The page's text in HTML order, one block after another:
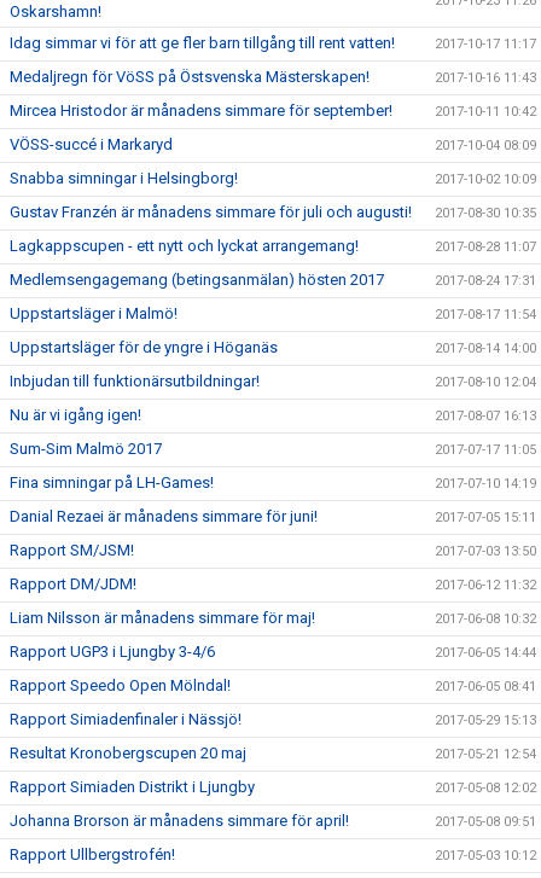
Oskarshamn!
Idag simmar vi för att ge fler barn tillgång till rent vatten! 2017-10-17 11:17
Medaljregn för VöSS på Östsvenska Mästerskapen! 2017-10-16 11:43
Mircea Hristodor är månadens simmare för september! 2017-10-11 10:42
VÖSS-succé i Markaryd 2017-10-04 08:09
Snabba simningar i Helsingborg! 2017-10-02 10:09
Gustav Franzén är månadens simmare för juli och augusti! 2017-08-30 10:35
Lagkappscupen - ett nytt och lyckat arrangemang! 2017-08-28 11:07
Medlemsengagemang (betingsanmälan) hösten 2017 2017-08-24 17:31
Uppstartsläger i Malmö! 2017-08-17 11:54
Uppstartsläger för de yngre i Höganäs 2017-08-14 14:00
Inbjudan till funktionärsutbildningar! 2017-08-10 12:04
Nu är vi igång igen! 2017-08-07 16:13
Sum-Sim Malmö 2017 2017-07-17 11:05
Fina simningar på LH-Games! 2017-07-10 14:19
Danial Rezaei är månadens simmare för juni! 2017-07-05 15:11
Rapport SM/JSM! 2017-07-03 13:50
Rapport DM/JDM! 2017-06-12 11:32
Liam Nilsson är månadens simmare för maj! 2017-06-08 10:32
Rapport UGP3 i Ljungby 3-4/6 2017-06-05 14:44
Rapport Speedo Open Mölndal! 2017-06-05 08:41
Rapport Simiadenfinaler i Nässjö! 2017-05-29 15:13
Resultat Kronobergscupen 20 maj 2017-05-21 12:54
Rapport Simiaden Distrikt i Ljungby 2017-05-08 12:02
Johanna Brorson är månadens simmare för april! 2017-05-08 09:51
Rapport Ullbergstrofén! 2017-05-03 10:12